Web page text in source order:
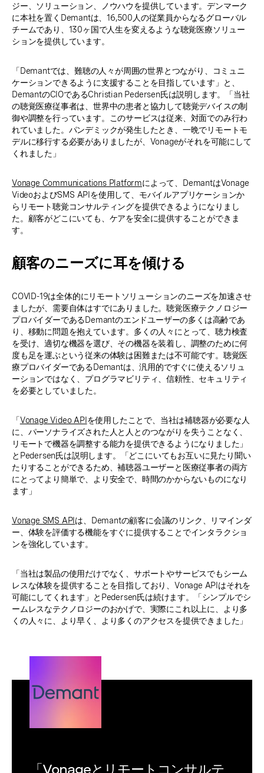
ジー、ソリューション、ノウハウを提供しています。デンマーク
に本社を置くDemantは、16,500人の従業員からなるグローバル
チームであり、130ヶ国で人生を変えるような聴覚医療ソリュー
ションを提供しています。
「Demantでは、難聴の人々が周囲の世界とつながり、コミュニ
ケーションできるように支援することを目指しています」と、
DemantのCIOであるChristian Pedersen氏は説明します。「当社
の聴覚医療従事者は、世界中の患者と協力して聴覚デバイスの制
御や調整を行っています。このサービスは従来、対面でのみ行わ
れていました。パンデミックが発生したとき、一晩でリモートモ
デルに移行する必要がありましたが、Vonageがそれを可能にして
くれました」
Vonage Communications Platformによって、DemantはVonage
VideoおよびSMS APIを使用して、モバイルアプリケーションか
らリモート聴覚コンサルティングを提供できるようになりまし
た。顧客がどこにいても、ケアを安全に提供することができま
す。
顧客のニーズに耳を傾ける
COVID-19は全体的にリモートソリューションのニーズを加速させ
ましたが、需要自体はすでにありました。聴覚医療テクノロジー
プロバイダーであるDemantのエンドユーザーの多くは高齢であ
り、移動に問題を抱えています。多くの人々にとって、聴力検査
を受け、適切な機器を選び、その機器を装着し、調整のために何
度も足を運ぶという従来の体験は困難または不可能です。聴覚医
療プロバイダーであるDemantは、汎用的ですぐに使えるソリュ
ーションではなく、プログラマビリティ、信頼性、セキュリティ
を必要としていました。
「Vonage Video API を使用したことで、当社は補聴器が必要な人
に、パーソナライズされた人と人とのつながりを失うことなく、
リモートで機器を調整する能力を提供できるようになりました」
とPedersen氏は説明します。「どこにいてもお互いに見たり聞い
たりすることができるため、補聴器ユーザーと医療従事者の両方
にとってより簡単で、より安全で、時間のかからないものになり
ます」
Vonage SMS API は、Demantの顧客に会議のリンク、リマインダ
ー、体験を評価する機能をすぐに提供することでインタラクショ
ンを強化しています。
「当社は製品の使用だけでなく、サポートやサービスでもシーム
レスな体験を提供することを目指しており、Vonage APIはそれを
可能にしてくれます」とPedersen氏は続けます。「シンプルでシ
ームレスなテクノロジーのおかげで、実際にこれ以上に、より多
くの人々に、より早く、より多くのアクセスを提供できました」
「Vonageとリモートコンサルテ